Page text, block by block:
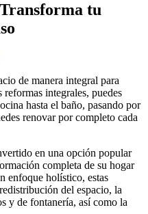
tu
de manera integral para
integrales, puedes
hasta el baño, pasando por
renovar por completo cada
en una opción popular
completa de su hogar
enfoque holístico, estas
del espacio, la
y de fontanería, así como la